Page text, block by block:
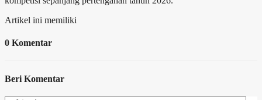
Artikel ini memiliki
0 Komentar
Beri Komentar